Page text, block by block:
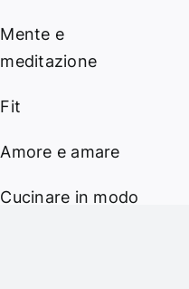
Mente e
meditazione
Fit
Amore e amare
Cucinare in modo